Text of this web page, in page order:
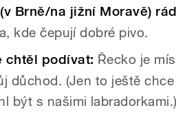
Brně/na jižní Moravě)
kde čepují dobré pivo.
chtěl podívat: Řecko je
důchod. (Jen to ještě
být s našimi labradorkami.)